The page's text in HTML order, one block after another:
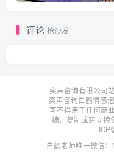
评论 抢沙发
奕声咨询有限公司
奕声咨询白鹤情感
可不得用于任何商
编、复制或建立镜
ICP
白鹤老师唯一微信